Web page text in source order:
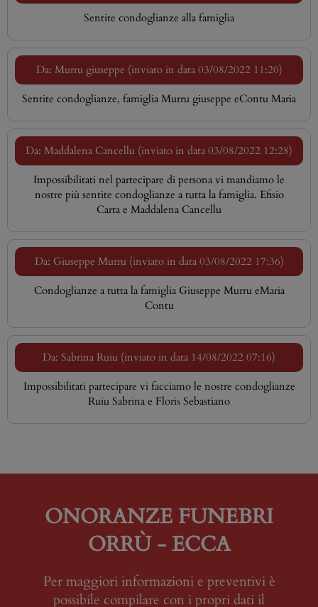
Sentite condoglianze alla famiglia
Da: Murru giuseppe (inviato in data 03/08/2022 11:20)
Sentite condoglianze, famiglia Murru giuseppe eContu Maria
Da: Maddalena Cancellu (inviato in data 03/08/2022 12:28)
Impossibilitati nel partecipare di persona vi mandiamo le
nostre più sentite condoglianze a tutta la famiglia. Efisio
Carta e Maddalena Cancellu
Da: Giuseppe Murru (inviato in data 03/08/2022 17:36)
Condoglianze a tutta la famiglia Giuseppe Murru eMaria
Contu
Da: Sabrina Ruiu (inviato in data 14/08/2022 07:16)
Impossibilitati partecipare vi facciamo le nostre condoglianze
Ruiu Sabrina e Floris Sebastiano
ONORANZE FUNEBRI
ORRÙ - ECCA
Per maggiori informazioni e preventivi è
possibile compilare con i propri dati il